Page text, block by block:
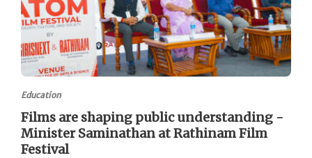
Education
Films are shaping public understanding -
Minister Saminathan at Rathinam Film
Festival